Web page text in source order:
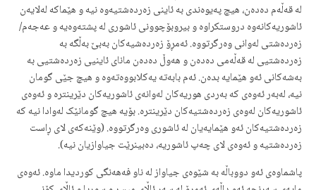
لە قەڵەم دەدەن، هیچ پەیوەندی بە ئاینی زەردەشتیەوە نیە و هێماکە لەلایەن
ئاشوریەکانەوە دروستکراوە و بیروبۆچوونی ئاشوری لە پشتەوەیە و عەجەم/
زەردەشتی لەوانی وەرگرتووە. ئەمڕۆ زەردەشیەکان بەبێ بەڵگە بە
زەردەشتیی لە قەڵەمی دەدەن و هەوڵ دەدەن مانای ئاینیی زەردەشتیی بە
بەشەکانی ئەو هێمایە بدەن. ئەم بابەتە یەکلابووەتەوە و هیچ جێی گومان
نیە، لەبەر ئەوەی کە بەردی هوریەکان لەوانەی ئاشوریەکان دێرینترە و ئەوەی
ئاشوریەکان لەوەی زەردەشتیەکان دێرینترە. بۆیە هیچ گومانێک لەوادا نیە کە
زەردەشتیەکان ئەو هێمایەیان لە ئاشوری وەرگرتووە. (وێنەکەی لای ڕاست
زەردەشتیە و ئەوەی لای چەپ ئاشوریە، دەبینرێت جیاوازیان نیە).
پاشماوەی ئەو دووباڵە بە شێوەی جیاواز لە ناو فەهەنگی کوردیدا ماوە. ئەوەی